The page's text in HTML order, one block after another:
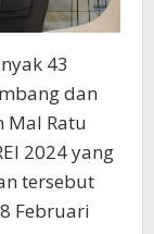
43
dan
Ratu
2024 yang
tersebut
Februari